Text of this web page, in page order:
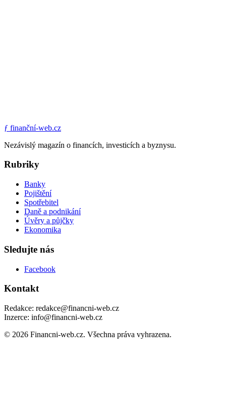
ƒ finanční-web.cz
Nezávislý magazín o financích, investicích a byznysu.
Rubriky
Banky
Pojištění
Spotřebitel
Daně a podnikání
Úvěry a půjčky
Ekonomika
Sledujte nás
Facebook
Kontakt
Redakce: redakce@financni-web.cz
Inzerce: info@financni-web.cz
© 2026 Financni-web.cz. Všechna práva vyhrazena.